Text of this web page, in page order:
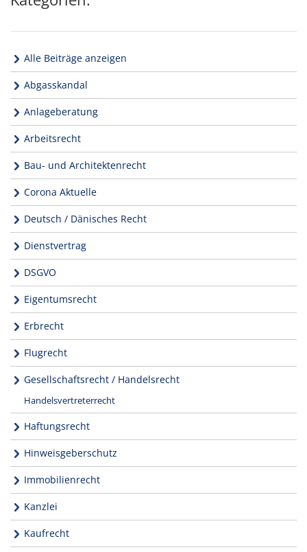
Alle Beiträge anzeigen
Abgasskandal
Anlageberatung
Arbeitsrecht
Bau- und Architektenrecht
Corona Aktuelle
Deutsch / Dänisches Recht
Dienstvertrag
DSGVO
Eigentumsrecht
Erbrecht
Flugrecht
Gesellschaftsrecht / Handelsrecht
Handelsvertreterrecht
Haftungsrecht
Hinweisgeberschutz
Immobilienrecht
Kanzlei
Kaufrecht